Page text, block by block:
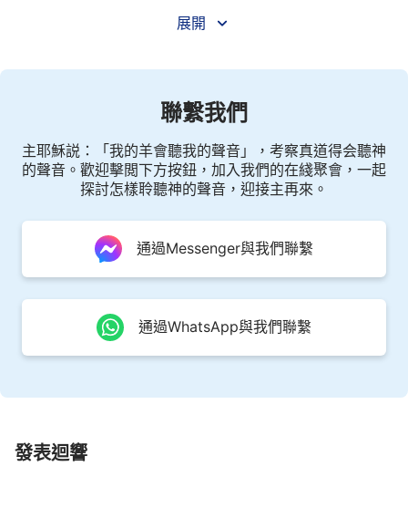
的工作，也不能作結束時代的工作，耶穌來了如果不
表神。正因為耶穌來了，結束了耶和華的工作，也是
展他更新的工作，這證明是新的時代，證明耶穌就是
神自己。他們作了兩步截然不同的工作，一步工作在
聖殿裏面作，一步工作在聖殿以外作，而且一步工作
是以律法帶領人生活，一步是獻贖罪祭，兩步工作截
然不同，這就是新舊時代的劃分，一點不錯是兩個時
代！他們作工的地點不一樣，所作的工作内容也不一
樣，目的也不一樣，這樣就可分兩個時代，新舊約即
指新舊時代。耶穌來了，不進聖殿，證明耶和華時代
結束了，他不進聖殿，是因為耶和華在聖殿裏面的工
作結束了，不需再作了，再作就重複了。只有出聖
永遠停留在聖殿的基礎上，不會有新的變動。所以
説，耶穌來了不進聖殿，不在聖殿裏面作工，在聖殿
展開
聯繫我們
主耶穌説：「我的羊會聽我的聲音」，考察真道得会聽神
的聲音。歡迎擊閲下方按鈕，加入我們的在綫聚會，一起
探討怎樣聆聽神的聲音，迎接主再來。
通過Messenger與我們聯繫
通過WhatsApp與我們聯繫
發表迴響